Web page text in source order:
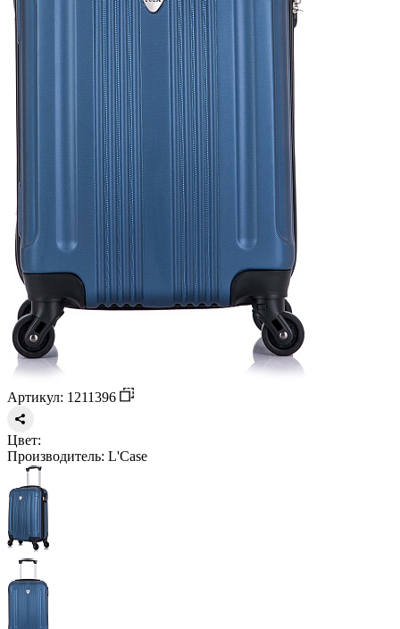
Артикул: 1211396
Цвет:
Производитель: L'Case